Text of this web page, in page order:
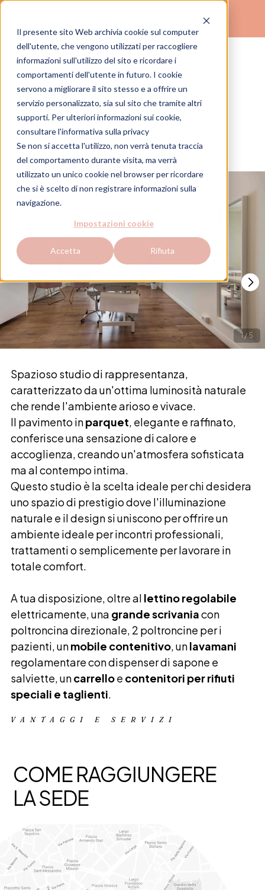
Il presente sito Web archivia cookie sul computer
dell'utente, che vengono utilizzati per raccogliere
informazioni sull'utilizzo del sito e ricordare i
comportamenti dell'utente in futuro. I cookie
servono a migliorare il sito stesso e a offrire un
servizio personalizzato, sia sul sito che tramite altri
supporti. Per ulteriori informazioni sui cookie,
consultarel'informativa sulla privacy
Se non si accetta l'utilizzo, non verrà tenuta traccia
del comportamento durante visita, ma verrà
utilizzato un unico cookie nel browser per ricordare
che si è scelto di non registrare informazioni sulla
navigazione.
Impostazioni cookie
Accetta Rifiuta
( TROVA IL TUO STUDIO )
Milano
Policlinico Studio 5
Medico Estetico
1/5
Spazioso studio di rappresentanza,
caratterizzato da un'ottima luminosità naturale
che rende l'ambiente arioso e vivace.
Il pavimento inparquet, elegante e raffinato,
conferisce una sensazione di calore e
accoglienza, creando un'atmosfera sofisticata
ma al contempo intima.
Questo studio è la scelta ideale per chi desidera
uno spazio di prestigio dove l'illuminazione
naturale e il design si uniscono per offrire un
ambiente ideale per incontri professionali,
trattamenti o semplicemente per lavorare in
totale comfort.
A tua disposizione, oltre al lettino regolabile
elettricamente, una grande scrivaniacon
poltroncina direzionale, 2 poltroncine per i
pazienti, unmobile contenitivo, unlavamani
regolamentare con dispenser di sapone e
salviette, uncarrelloe contenitori per rifiuti
speciali e taglienti.
VANTAGGI E SERVIZI
COME RAGGIUNGERE
LA SEDE